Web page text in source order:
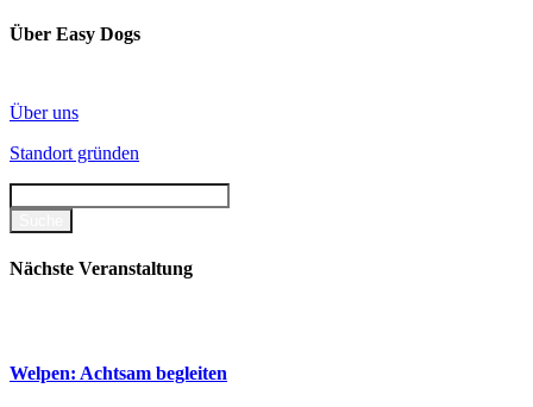
Über Easy Dogs
Über uns
Standort gründen
Nächste Veranstaltung
Welpen: Achtsam begleiten